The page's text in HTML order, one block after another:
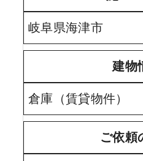
岐阜県海津市
建物
倉庫（賃貸物件）
ご依頼